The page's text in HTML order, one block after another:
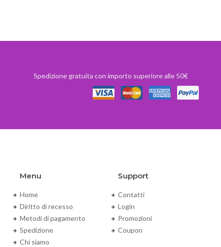
Spedizione gratuita con importo superiore alle 50€
Menu
Home
Diritto di recesso
Metodi di pagamento
Spedizione
Chi siamo
Support
Contatti
Login
Promozioni
Coupon